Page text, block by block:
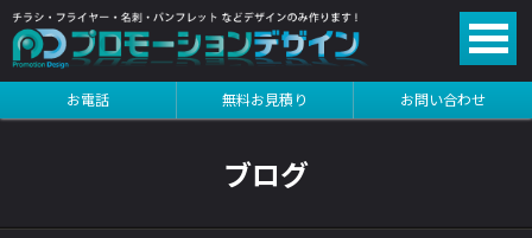
お電話 無料お見積り お問い合わせ
ブログ